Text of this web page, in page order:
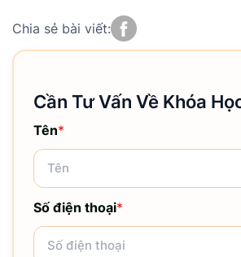
Chia sẻ bài viết:
Cần Tư Vấn Về Khóa
Tên*
Số điện thoại*